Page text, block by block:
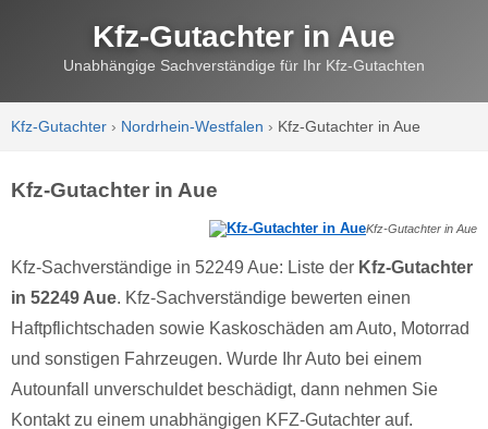
Kfz-Gutachter in Aue
Unabhängige Sachverständige für Ihr Kfz-Gutachten
Kfz-Gutachter › Nordrhein-Westfalen › Kfz-Gutachter in Aue
Kfz-Gutachter in Aue
Kfz-Gutachter in Aue
Kfz-Sachverständige in 52249 Aue: Liste der Kfz-Gutachter
in 52249 Aue. Kfz-Sachverständige bewerten einen
Haftpflichtschaden sowie Kaskoschäden am Auto, Motorrad
und sonstigen Fahrzeugen. Wurde Ihr Auto bei einem
Autounfall unverschuldet beschädigt, dann nehmen Sie
Kontakt zu einem unabhängigen KFZ-Gutachter auf.